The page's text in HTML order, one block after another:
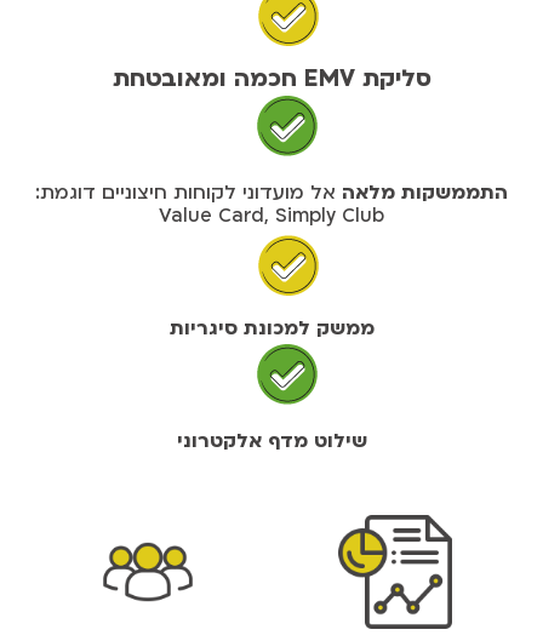
סליקת EMV חכמה ומאובטחת
התממשקות מלאה אל מועדוני לקוחות חיצוניים דוגמת:
Value Card, Simply Club
ממשק למכונת סיגריות
שילוט מדף אלקטרוני